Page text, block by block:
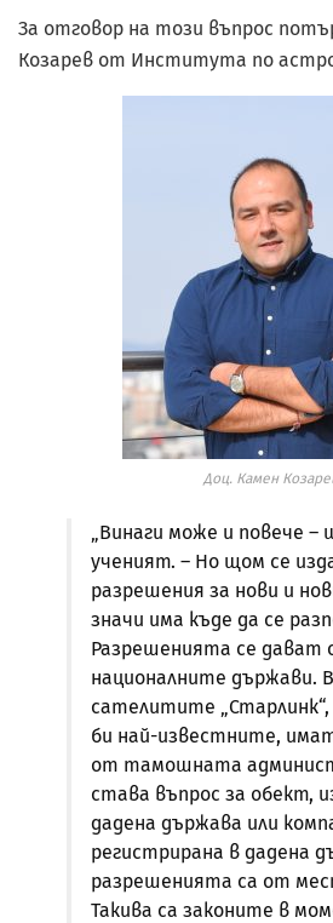
За отговор на този въпрос
Козарев от Института по
Доц. Камен
„Винаги може и повече –
ученият. – Но щом се
разрешения за нови и
значи има къде да се
Разрешенията се дават
националните държави.
сателитите
би най-известните,
от тамошната
става въпрос за обект,
дадена държава или
регистрирана в дадена
разрешенията са от
Такива са законите в